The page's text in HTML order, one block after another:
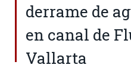
derrame de
en canal de
Vallarta